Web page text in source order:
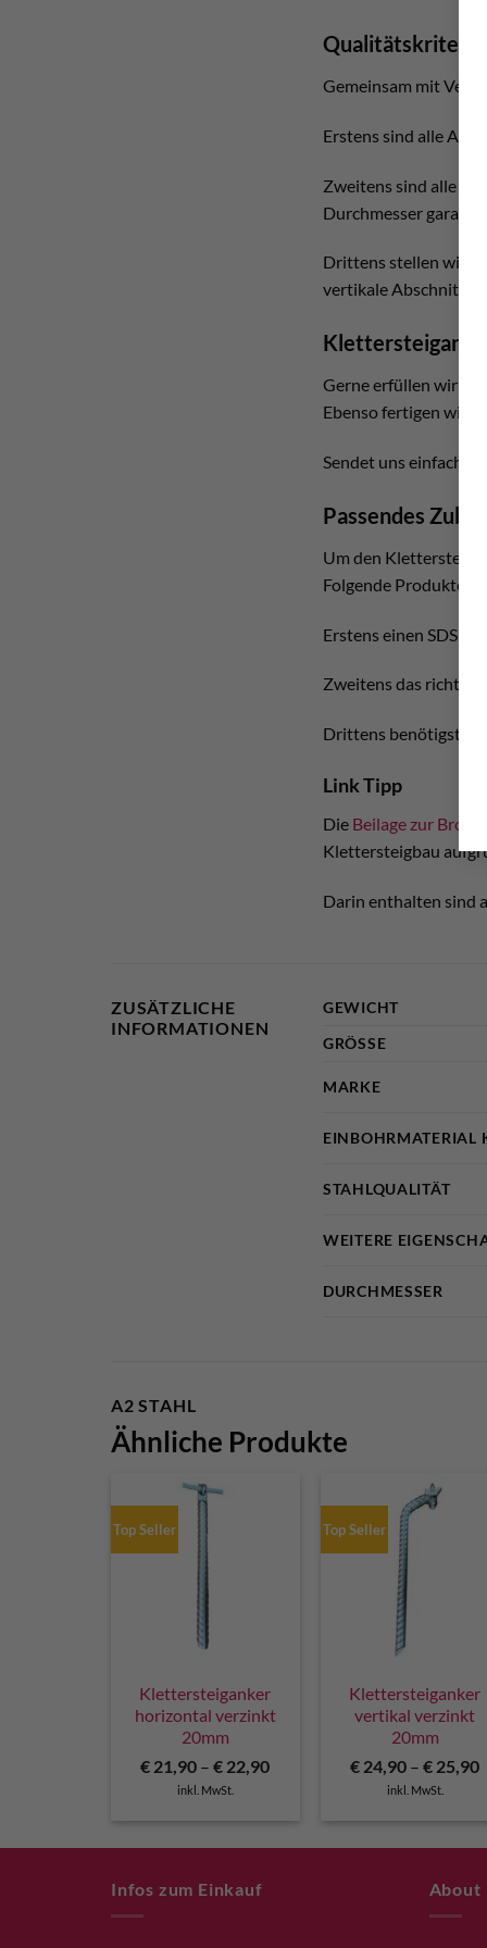
Gemeinsam mit
Erstens sind alle
Zweitens sind alle
Durchmesser
Drittens stellen wir
vertikale Abschnitte
Gerne erfüllen wir
Ebenso fertigen wir
Sendet uns einfach ein
Passendes
Um den
Folgende Produkte
Erstens einen SDS
Zweitens das richtige
Drittens benötigst du
Link Tipp
Die Beilage zur
Klettersteigbau
Darin enthalten sind
ZUSÄTZLICHE
INFORMATIONEN
GEWICHT
GRÖSSE
MARKE
EINBOHRMATERIAL
STAHLQUALITÄT
WEITERE
DURCHMESSER
A2 STAHL
Ähnliche Produkte
Top Seller
Klettersteiganker
horizontal verzinkt
20mm
€ 21,90 –€ 22,90
inkl. MwSt.
Top Seller
Klettersteiganker
vertikal verzinkt
20mm
€ 24,90 –€ 25,90
inkl. MwSt.
Infos zum Einkauf About